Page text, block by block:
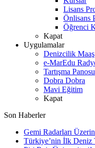
Lisans
Önlisans
Öğrenci
Kapat
Uygulamalar
Denizcilik Maaş
e-MarEdu
Tartışma Panosu
Dobra Dobra
Mavi Eğitim
Kapat
Son Haberler
Gemi Radarları
Türkiye’nin İlk Deniz